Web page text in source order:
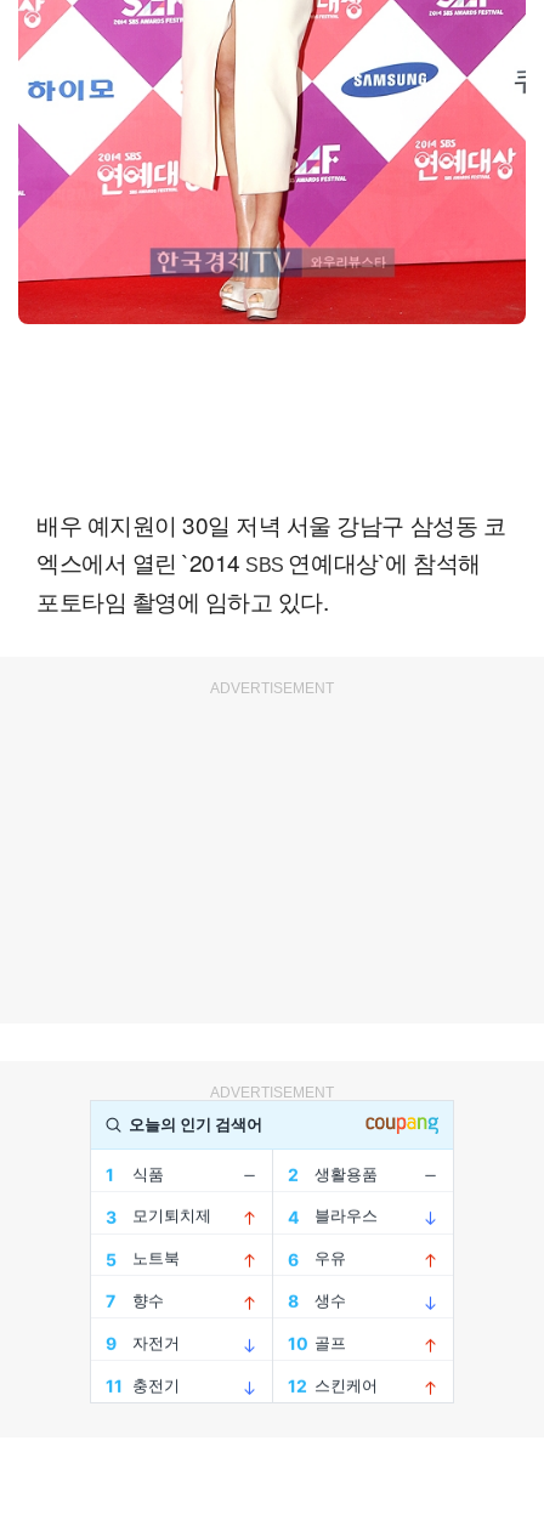
배우 예지원이 30일 저녁 서울 강남구 삼성동 코
엑스에서 열린 `2014 SBS연예대상`에 참석해
포토타임 촬영에 임하고 있다.
ADVERTISEMENT
ADVERTISEMENT